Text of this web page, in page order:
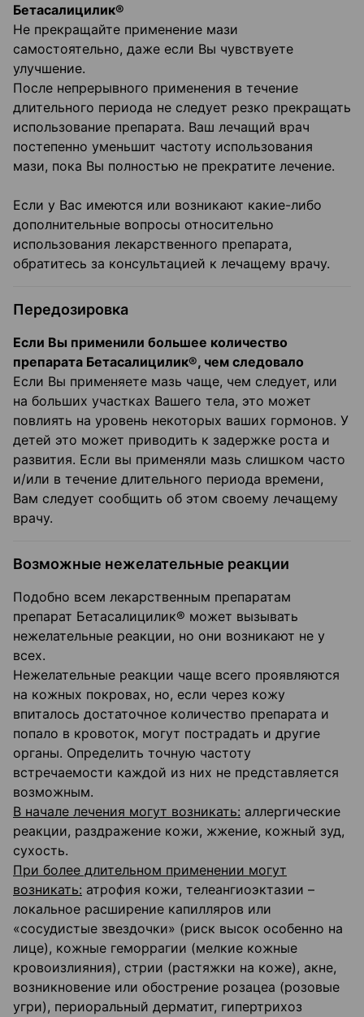
Бетасалицилик®
Не прекращайте применение мази
самостоятельно, даже если Вы чувствуете
улучшение.
После непрерывного применения в течение
длительного периода не следует резко прекращать
использование препарата. Ваш лечащий врач
постепенно уменьшит частоту использования
мази, пока Вы полностью не прекратите лечение.
Если у Вас имеются или возникают какие-либо
дополнительные вопросы относительно
использования лекарственного препарата,
обратитесь за консультацией к лечащему врачу.
Передозировка
Если Вы применили большее количество
препарата Бетасалицилик®, чем следовало
Если Вы применяете мазь чаще, чем следует, или
на больших участках Вашего тела, это может
повлиять на уровень некоторых ваших гормонов. У
детей это может приводить к задержке роста и
развития. Если вы применяли мазь слишком часто
и/или в течение длительного периода времени,
Вам следует сообщить об этом своему лечащему
врачу.
Возможные нежелательные реакции
Подобно всем лекарственным препаратам
препарат Бетасалицилик® может вызывать
нежелательные реакции, но они возникают не у
всех.
Нежелательные реакции чаще всего проявляются
на кожных покровах, но, если через кожу
впиталось достаточное количество препарата и
попало в кровоток, могут пострадать и другие
органы. Определить точную частоту
встречаемости каждой из них не представляется
возможным.
В начале лечения могут возникать: аллергические
реакции, раздражение кожи, жжение, кожный зуд,
сухость.
При более длительном применении могут
возникать: атрофия кожи, телеангиоэктазии –
локальное расширение капилляров или
«сосудистые звездочки» (риск высок особенно на
лице), кожные геморрагии (мелкие кожные
кровоизлияния), стрии (растяжки на коже), акне,
возникновение или обострение розацеа (розовые
угри), периоральный дерматит, гипертрихоз